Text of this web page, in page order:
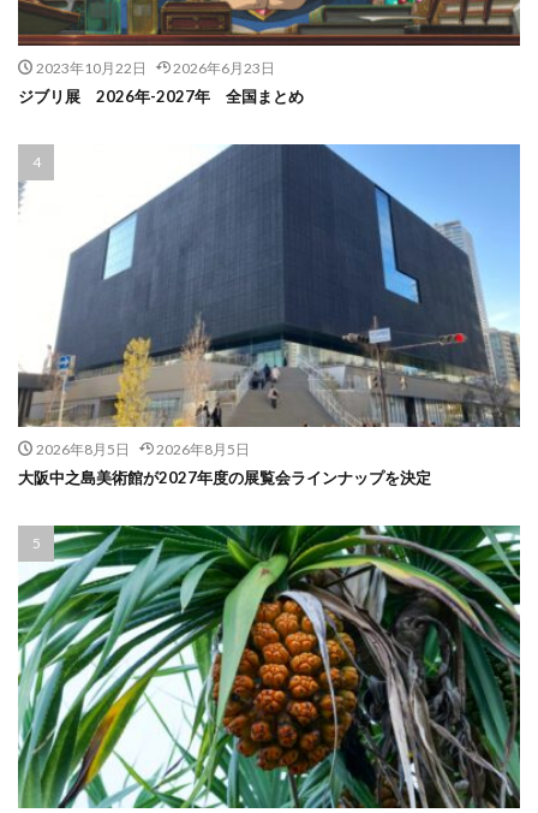
2023年10月22日 2026年6月23日
ジブリ展 2026年-2027年 全国まとめ
2026年8月5日 2026年8月5日
大阪中之島美術館が2027年度の展覧会ラインナップを決定